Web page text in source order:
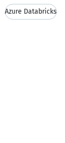
Azure Databricks